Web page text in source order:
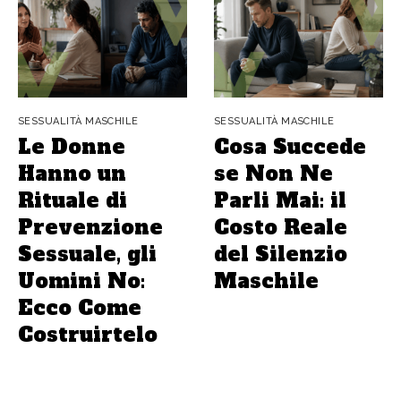
SESSUALITÀ MASCHILE
Le Donne
Hanno un
Rituale di
Prevenzione
Sessuale, gli
Uomini No:
Ecco Come
Costruirtelo
SESSUALITÀ MASCHILE
Cosa Succede
se Non Ne
Parli Mai: il
Costo Reale
del Silenzio
Maschile